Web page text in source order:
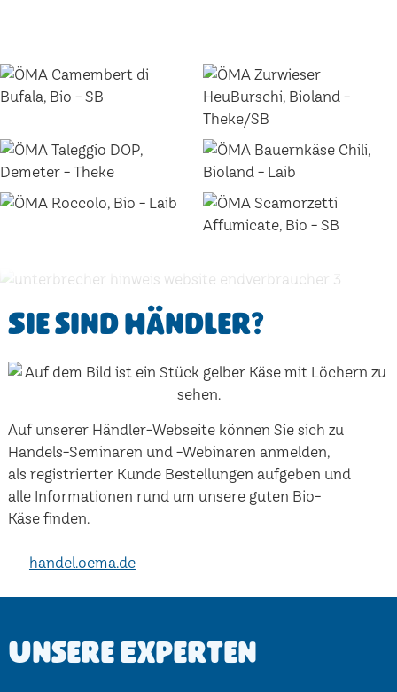
Sie sind Händler?
Auf unserer Händler-Webseite können Sie sich zu
Handels-Seminaren und -Webinaren anmelden,
als registrierter Kunde Bestellungen aufgeben und
alle Informationen rund um unsere guten Bio-
Käse finden.
handel.oema.de
Unsere Experten